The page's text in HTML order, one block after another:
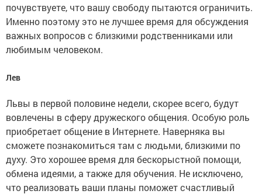
почувствуете, что вашу свободу пытаются ограничить.
Именно поэтому это не лучшее время для обсуждения
важных вопросов с близкими родственниками или
любимым человеком.
Лев
Львы в первой половине недели, скорее всего, будут
вовлечены в сферу дружеского общения. Особую роль
приобретает общение в Интернете. Наверняка вы
сможете познакомиться там с людьми, близкими по
духу. Это хорошее время для бескорыстной помощи,
обмена идеями, а также для обучения. Не исключено,
что реализовать ваши планы поможет счастливый